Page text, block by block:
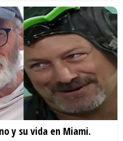
y su vida en Miami.